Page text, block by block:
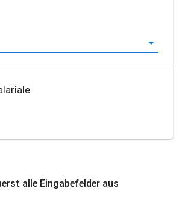
alle Eingabefelder aus